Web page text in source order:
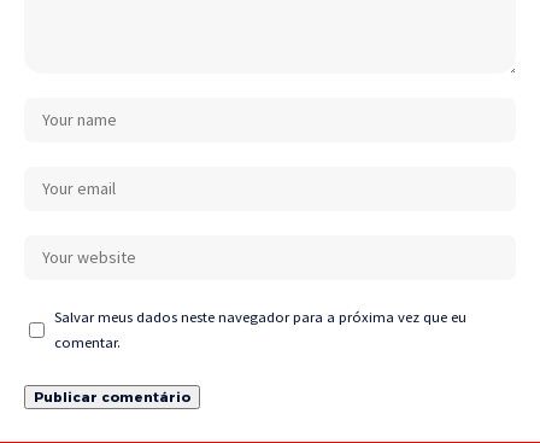
Salvar meus dados neste navegador para a próxima vez que eu
comentar.